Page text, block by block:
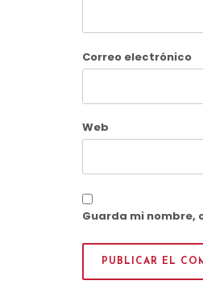
Correo electrónico
Web
Guarda mi nombre,